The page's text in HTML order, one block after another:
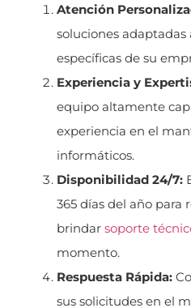
Atención
soluciones adaptadas
específicas de su
Experiencia y
equipo altamente
experiencia en el
informáticos.
Disponibilidad 24/7:
365 días del año para
brindar soporte
momento.
Respuesta Rápida:
sus solicitudes en el